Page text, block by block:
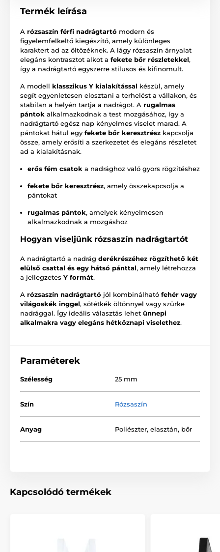
Termék leírása
A rózsaszín férfi nadrágtartó modern és
figyelemfelkeltő kiegészítő, amely különleges
karaktert ad az öltözéknek. A lágy rózsaszín árnyalat
elegáns kontrasztot alkot a fekete bőr részletekkel,
így a nadrágtartó egyszerre stílusos és kifinomult.
A modell klasszikus Y kialakítással készül, amely
segít egyenletesen elosztani a terhelést a vállakon, és
stabilan a helyén tartja a nadrágot. A rugalmas
pántok alkalmazkodnak a test mozgásához, így a
nadrágtartó egész nap kényelmes viselet marad. A
pántokat hátul egy fekete bőr keresztrész kapcsolja
össze, amely erősíti a szerkezetet és elegáns részletet
ad a kialakításnak.
erős fém csatok a nadrághoz való gyors rögzítéshez
fekete bőr keresztrész, amely összekapcsolja a
pántokat
rugalmas pántok, amelyek kényelmesen
alkalmazkodnak a mozgáshoz
Hogyan viseljünk rózsaszín nadrágtartót
A nadrágtartó a nadrág derékrészéhez rögzíthető két
elülső csattal és egy hátsó pánttal, amely létrehozza
a jellegzetes Y formát.
A rózsaszín nadrágtartó jól kombinálható fehér vagy
világoskék inggel, sötétkék öltönnyel vagy szürke
nadrággal. Így ideális választás lehet ünnepi
alkalmakra vagy elegáns hétköznapi viselethez.
Paraméterek
Szélesség 25 mm
Szín Rózsaszín
Anyag Poliészter, elasztán, bőr
Kapcsolódó termékek